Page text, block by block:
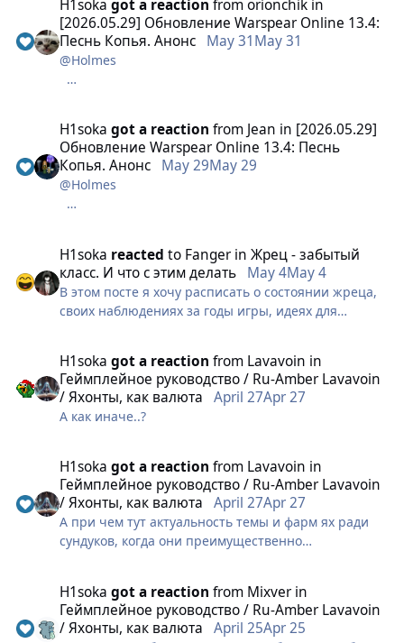
H1soka got a reaction fromorionchik in
[2026.05.29] Обновление Warspear Online 13.4:
Песнь Копья. Анонс
May 31May 31
@Holmes
Стоит человек во сне, ему кидают дезу.
Деза будет висеть, но будет пассивной и ее дебафф
начнет работать после спадания сна?
Или деза не прокнет вовсе?
Это же не страх
H1soka got a reaction from Jeаn in [2026.05.29]
Обновление Warspear Online 13.4: Песнь
Копья. Анонс
May 29May 29
@Holmes
Стоит человек во сне, ему кидают дезу.
Деза будет висеть, но будет пассивной и ее дебафф
начнет работать после спадания сна?
Или деза не прокнет вовсе?
И к какому приоритету относится паника некра?
Это же не страх
H1soka reacted to Fanger inЖрец - забытый
класс. И что с этим делать
May 4May 4
В этом посте я хочу расписать о состоянии жреца,
своих наблюдениях за годы игры, идеях для
Разделю я это на группы, для простоты понимания
ситуации, возможности сравнения и улучшения.
Урон
пофиксили урон, кажется убрали с маножорки,
метки, расплаты. В позапрошлом ребалансе, в эти
же навыки, или часть из них, добавили урон, с
комментарием: мы будем и дальше развивать
жрецу урон. Проблема тут даже не в противоречии
жрец всё ещё остаётся петом для крыльев и горе
дебафа. Он не дамажит как это делают друли,
храмы, некры. И он не будет столько дамажить,
H1soka got a reaction from Lavavoin in
Геймплейное руководство / Ru-Amber Lavavoin
/ Яхонты, как валюта
April 27Apr 27
А как иначе..?
H1soka got a reaction from Lavavoin in
Геймплейное руководство / Ru-Amber Lavavoin
/ Яхонты, как валюта
April 27Apr 27
А при чем тут актуальность темы и фарм ях ради
сундуков, когда они преимущественно
H1soka got a reaction from Mixver in
Геймплейное руководство / Ru-Amber Lavavoin
/ Яхонты, как валюта
April 25Apr 25